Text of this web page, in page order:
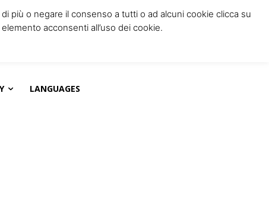
LANGUAGES
più o negare il consenso a tutti o ad alcuni cookie clicca su
acconsenti all’uso dei cookie.